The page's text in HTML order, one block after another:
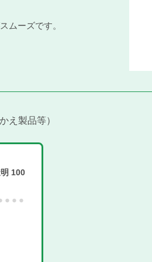
ムーズです。
え製品等
100